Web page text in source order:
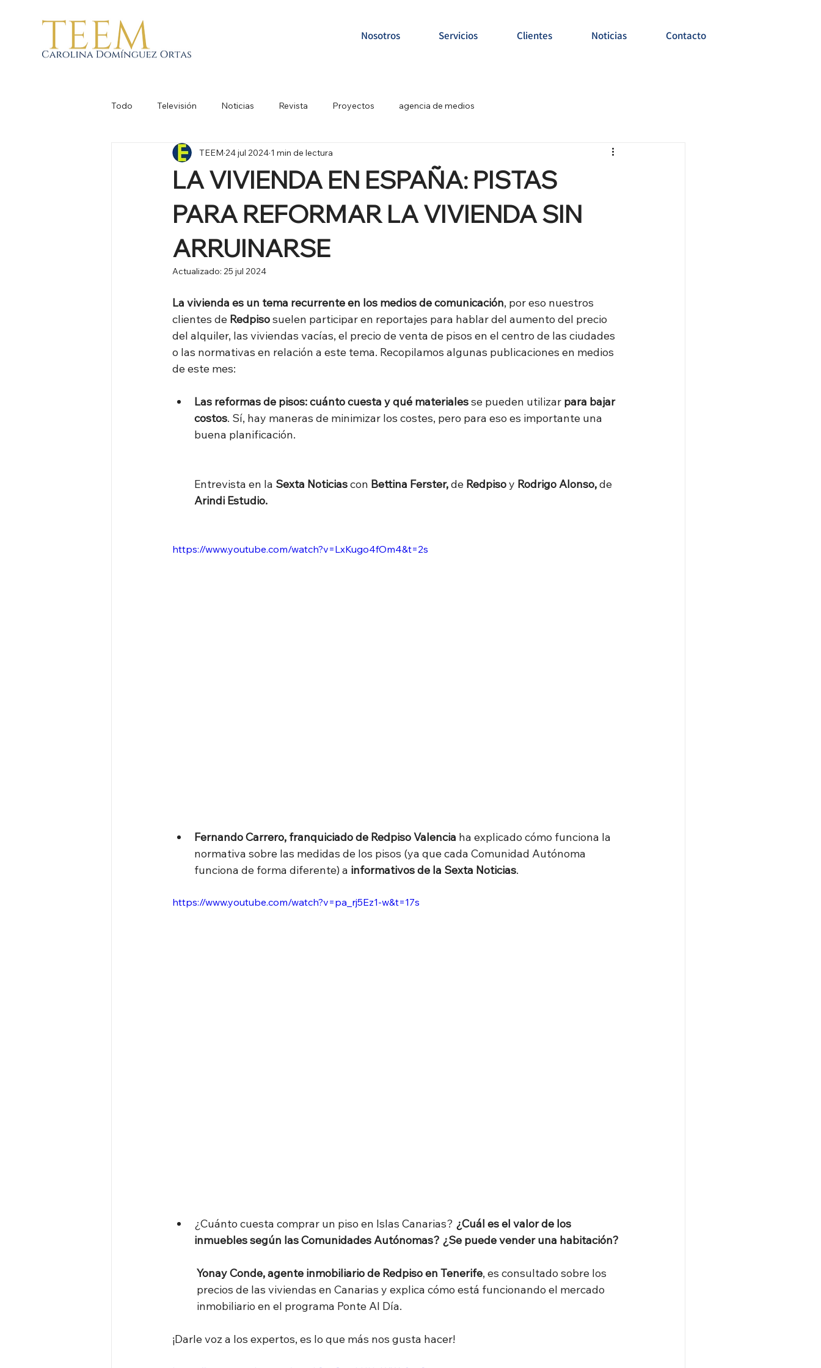
Nosotros Servicios Clientes Noticias Contacto
Todo Televisión Noticias Revista Proyectos agencia de medios
LA VIVIENDA EN ESPAÑA: PISTAS
PARA REFORMAR LA VIVIENDA SIN
ARRUINARSE
TEEM 24 jul 2024 1 min de lectura
Actualizado: 25 jul 2024
La vivienda es un tema recurrente en los medios de comunicación, por eso nuestros
clientes de Redpiso suelen participar en reportajes para hablar del aumento del precio
del alquiler, las viviendas vacías, el precio de venta de pisos en el centro de las ciudades
o las normativas en relación a este tema. Recopilamos algunas publicaciones en medios
de este mes:
Las reformas de pisos: cuánto cuesta y qué materiales se pueden utilizar para bajar
costos. Sí, hay maneras de minimizar los costes, pero para eso es importante una
buena planificación.
Entrevista en la Sexta Noticias con Bettina Ferster, de Redpiso y Rodrigo Alonso, de
Arindi Estudio.
https://www.youtube.com/watch?v=LxKugo4fOm4&t=2s
Fernando Carrero, franquiciado de Redpiso Valencia ha explicado cómo funciona la
normativa sobre las medidas de los pisos (ya que cada Comunidad Autónoma
funciona de forma diferente) a informativos de la Sexta Noticias.
https://www.youtube.com/watch?v=pa_rj5Ez1-w&t=17s
¿Cuánto cuesta comprar un piso en Islas Canarias? ¿Cuál es el valor de los
inmuebles según las Comunidades Autónomas? ¿Se puede vender una habitación?
	Yonay Conde, agente inmobiliario de Redpiso en Tenerife
precios de las viviendas en Canarias y explica cómo está funcionando el mercado
	inmobiliario en el programa Ponte Al Día.
¡Darle voz a los expertos, es lo que más nos gusta hacer!